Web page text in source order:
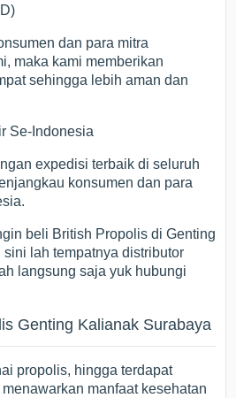
dan para mitra
maka kami memberikan
sehingga lebih aman dan
Se-Indonesia
expedisi terbaik di seluruh
konsumen dan para
beli British Propolis di Genting
lah tempatnya distributor
langsung saja yuk hubungi
Genting Kalianak Surabaya
propolis, hingga terdapat
manfaat kesehatan